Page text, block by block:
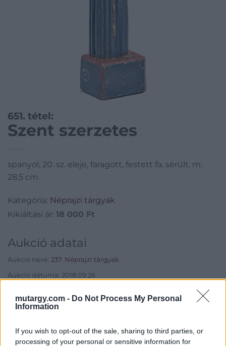
mutargy.com - Do Not Process My Personal
Information
If you wish to opt-out of the sale, sharing to third parties, or
processing of your personal or sensitive information for
651. tétel:
Szent szerzetes
spanyol, 20. sz. eleje, faragott, festett fa, sérült, m:
28,5 cm
Kategória: Néprajzi tárgyak
Kikiáltási ár: 18 000 Ft
Aukció adatai
Aukció neve: 237. Néprajzi tárgyak
Aukció dátuma: 2018.09.26
Aukció helye: Budapest, Balaton utca 8.